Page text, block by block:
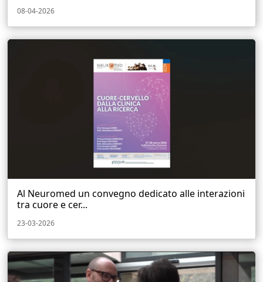
08-04-2026
Al Neuromed un convegno dedicato alle interazioni
tra cuore e cer...
23-03-2026